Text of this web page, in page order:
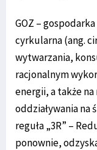
GOZ –
cyrkularna (ang.
wytwarzania,
racjonalnym
energii, a także
oddziaływania na
reguła „3R” –
ponownie,